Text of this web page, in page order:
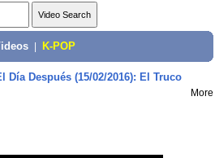
K-POP
Día Después (15/02/2016): El Truco
More